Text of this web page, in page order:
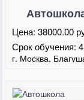
Цена:38000.00
Срок обучения:
г. Москва,